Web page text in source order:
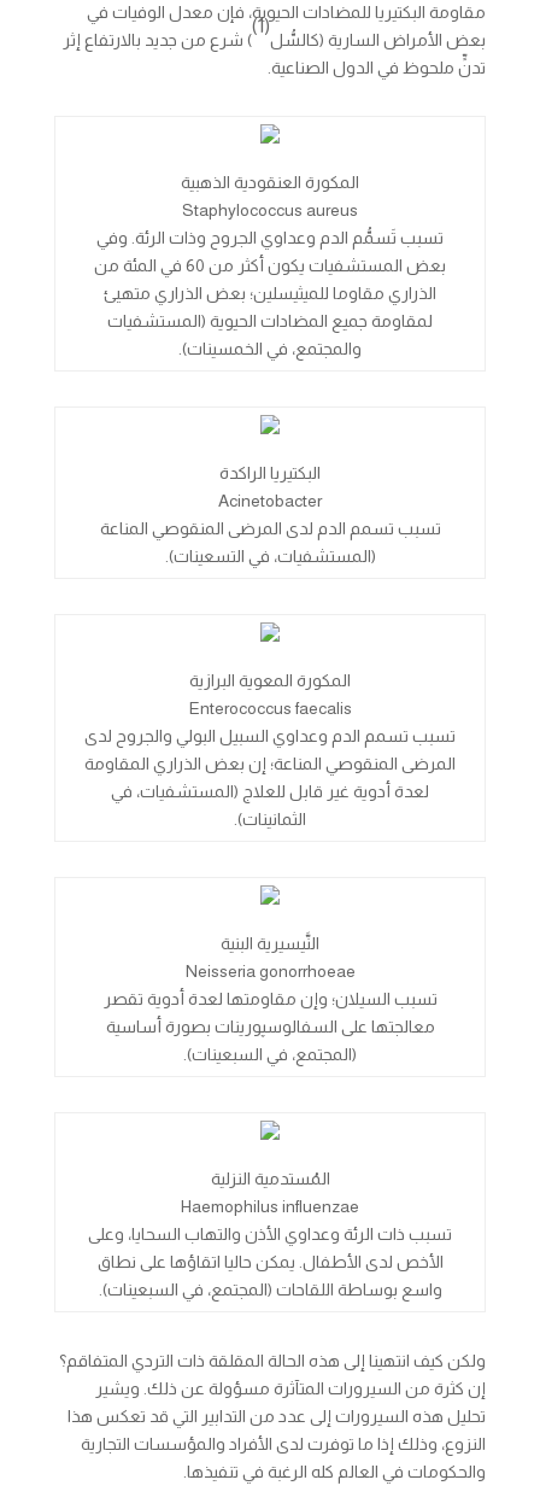
مقاومة البكتيريا للمضادات الحيوية، فإن معدل الوفيات في
بعض الأمراض السارية (كالسُّل
(1)
) شرع من جديد بالارتفاع إثر
تدنٍّ ملحوظ في الدول الصناعية.
المكورة العنقودية الذهبية
Staphylococcus aureus
تسبب تَسمُّم الدم وعداوي الجروح وذات الرئة. وفي
بعض المستشفيات يكون أكثر من 60 في المئة من
الذراري مقاوما للميثيسلين؛ بعض الذراري متهيئ
لمقاومة جميع المضادات الحيوية (المستشفيات
والمجتمع، في الخمسينات).
البكتيريا الراكدة
Acinetobacter
تسبب تسمم الدم لدى المرضى المنقوصي المناعة
(المستشفيات، في التسعينات).
المكورة المعوية البرازية
Enterococcus faecalis
تسبب تسمم الدم وعداوي السبيل البولي والجروح لدى
المرضى المنقوصي المناعة؛ إن بعض الذراري المقاومة
لعدة أدوية غير قابل للعلاج (المستشفيات، في
الثمانينات).
النَّيسيرية البنية
Neisseria gonorrhoeae
تسبب السيلان؛ وإن مقاومتها لعدة أدوية تقصر
معالجتها على السفالوسپورينات بصورة أساسية
(المجتمع، في السبعينات).
المُستدمية النزلية
Haemophilus influenzae
تسبب ذات الرئة وعداوي الأذن والتهاب السحايا، وعلى
الأخص لدى الأطفال. يمكن حاليا اتقاؤها على نطاق
واسع بوساطة اللقاحات (المجتمع، في السبعينات).
ولكن كيف انتهينا إلى هذه الحالة المقلقة ذات التردي المتفاقم؟
إن كثرة من السيرورات المتآثرة مسؤولة عن ذلك. ويشير
تحليل هذه السيرورات إلى عدد من التدابير التي قد تعكس هذا
النزوع، وذلك إذا ما توفرت لدى الأفراد والمؤسسات التجارية
والحكومات في العالم كله الرغبة في تنفيذها.